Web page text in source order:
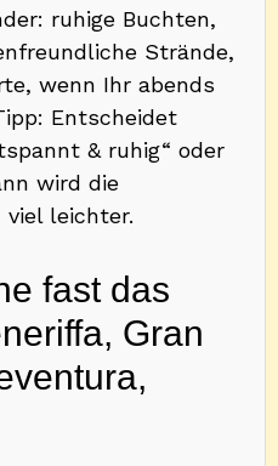
ruhige Buchten,
Strände,
wenn Ihr abends
Entscheidet
& ruhig“ oder
wird die
leichter.
fast das
Gran